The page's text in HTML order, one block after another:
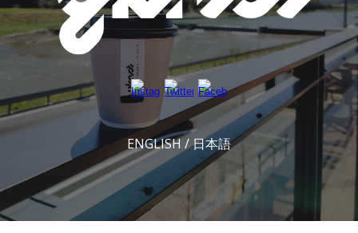
ENGLISH / 日本語